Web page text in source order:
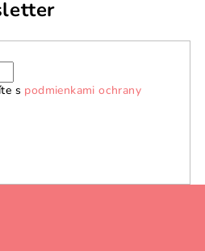
s podmienkami ochrany